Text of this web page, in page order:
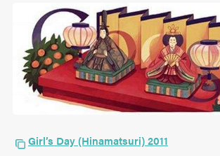
Girl’s Day (Hinamatsuri) 2011